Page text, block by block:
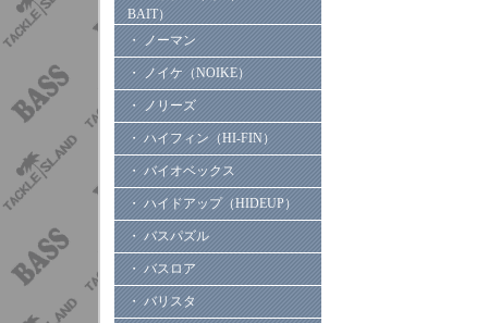
BAIT）
・ ノーマン
・ ノイケ（NOIKE）
・ ノリーズ
・ ハイフィン（HI-FIN）
・ バイオベックス
・ ハイドアップ（HIDEUP）
・ バスパズル
・ バスロア
・ バリスタ